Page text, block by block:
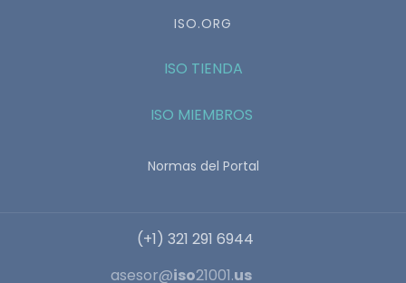
ISO.ORG
ISO TIENDA
ISO MIEMBROS
Normas del Portal
(+1) 321 291 6944
asesor@iso21001.us